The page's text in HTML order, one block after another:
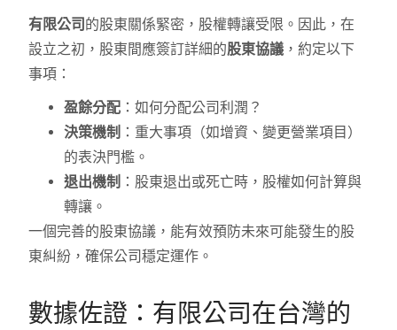
有限公司 的股東關係緊密，股權轉讓受限。因此，在
設立之初，股東間應簽訂詳細的股東協議 ，約定以下
事項：
盈餘分配 ：如何分配公司利潤？
決策機制 ：重大事項（如增資、變更營業項目）
的表決門檻。
退出機制 ：股東退出或死亡時，股權如何計算與
轉讓。
一個完善的股東協議，能有效預防未來可能發生的股
東糾紛，確保公司穩定運作。
數據佐證：有限公司在台灣的